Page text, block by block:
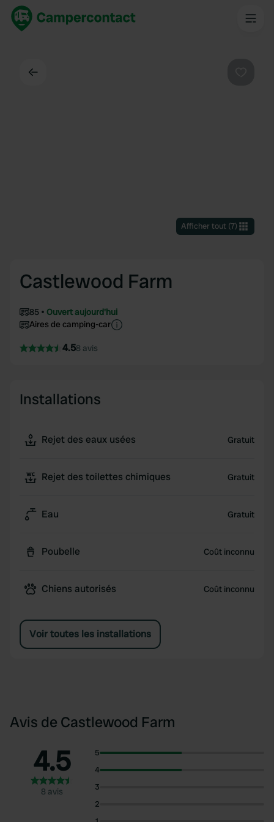
Afficher tout(7)
Castlewood Farm
85
Ouvert aujourd'hui
Aires de camping-car
4.58 avis
Installations
Rejet des eaux usées Gratuit
Rejet des toilettes chimiques Gratuit
Eau Gratuit
Poubelle Coût inconnu
Chiens autorisés Coût inconnu
Voir toutes les installations
Avis de Castlewood Farm
4.5
8 avis
5
4
3
2